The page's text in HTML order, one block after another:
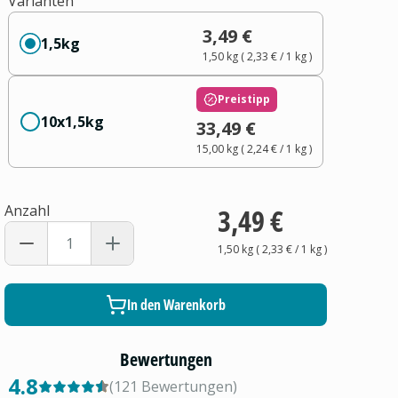
1,5kg 3,49 €
1,50 kg(2,33 €/ 1 kg)
10x1,5kg
Preistipp
33,49 €
15,00 kg(2,24 €/ 1 kg)
Anzahl 3,49 €
1,50 kg(2,33 €/ 1 kg)
In den Warenkorb
Bewertungen
4.8 (121 Bewertungen)